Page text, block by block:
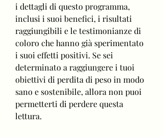
i dettagli di questo programma,
inclusi i suoi benefici, i risultati
raggiungibili e le testimonianze di
coloro che hanno già sperimentato
i suoi effetti positivi. Se sei
determinato a raggiungere i tuoi
obiettivi di perdita di peso in modo
sano e sostenibile, allora non puoi
permetterti di perdere questa
lettura.